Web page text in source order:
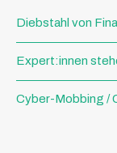
Diebstahl von
Expert:innen
Cyber-Mobbing /